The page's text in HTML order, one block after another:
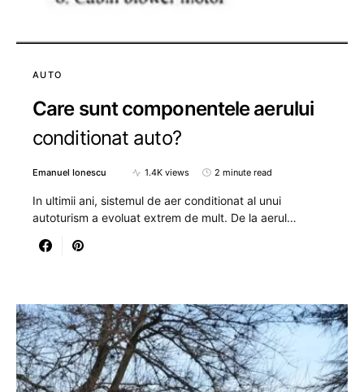
AUTO
Care sunt componentele aerului
conditionat auto?
Emanuel Ionescu 1.4K views 2 minute read
In ultimii ani, sistemul de aer conditionat al unui
autoturism a evoluat extrem de mult. De la aerul…